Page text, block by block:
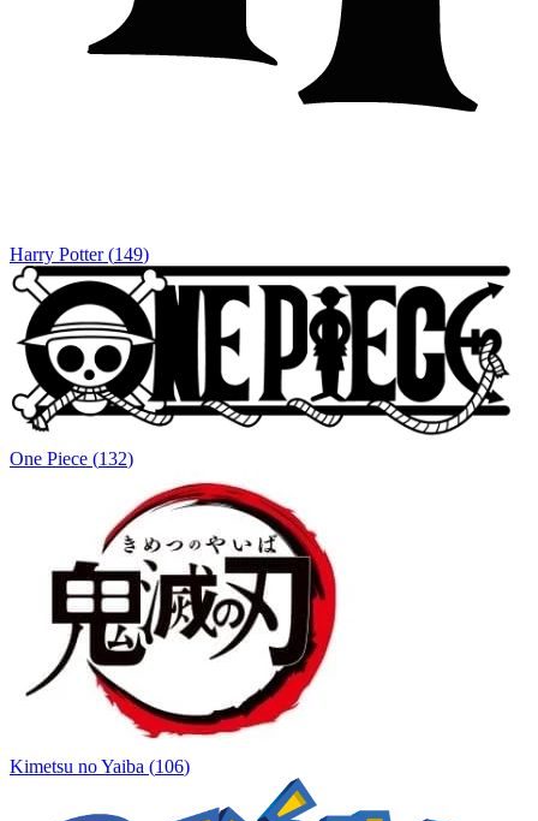
Harry Potter (149)
One Piece (132)
Kimetsu no Yaiba (106)